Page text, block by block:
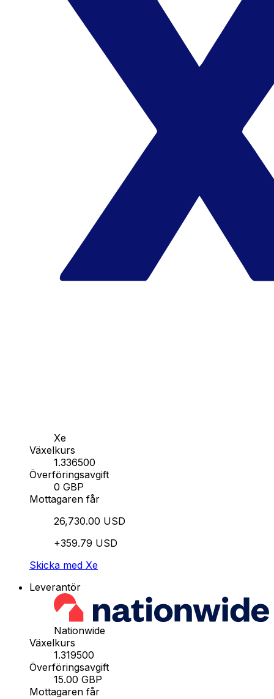
Xe
Växelkurs
1.336500
Överföringsavgift
0 GBP
Mottagaren får
26,730.00 USD
+359.79 USD
Skicka med Xe
Leverantör
Nationwide
Växelkurs
1.319500
Överföringsavgift
15.00 GBP
Mottagaren får